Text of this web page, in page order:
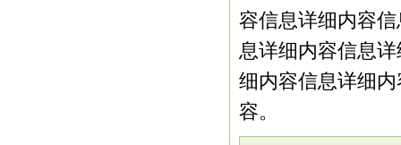
容信息详细内容
息详细内容信息
细内容信息详细
容。